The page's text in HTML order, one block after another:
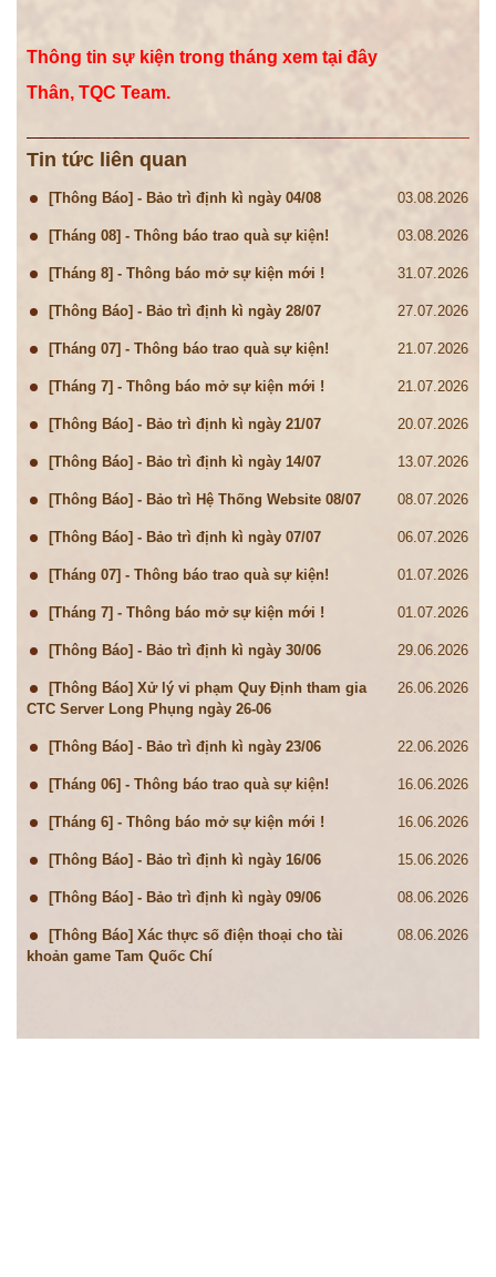
Thông tin sự kiện trong tháng xem tại đây
Thân, TQC Team.
Tin tức liên quan
[Thông Báo] - Bảo trì định kì ngày 04/08 03.08.2026
[Tháng 08] - Thông báo trao quà sự kiện! 03.08.2026
[Tháng 8] - Thông báo mở sự kiện mới ! 31.07.2026
[Thông Báo] - Bảo trì định kì ngày 28/07 27.07.2026
[Tháng 07] - Thông báo trao quà sự kiện! 21.07.2026
[Tháng 7] - Thông báo mở sự kiện mới ! 21.07.2026
[Thông Báo] - Bảo trì định kì ngày 21/07 20.07.2026
[Thông Báo] - Bảo trì định kì ngày 14/07 13.07.2026
[Thông Báo] - Bảo trì Hệ Thống Website 08/07 08.07.2026
[Thông Báo] - Bảo trì định kì ngày 07/07 06.07.2026
[Tháng 07] - Thông báo trao quà sự kiện! 01.07.2026
[Tháng 7] - Thông báo mở sự kiện mới ! 01.07.2026
[Thông Báo] - Bảo trì định kì ngày 30/06 29.06.2026
[Thông Báo] Xử lý vi phạm Quy Định tham gia
CTC Server Long Phụng ngày 26-06
26.06.2026
[Thông Báo] - Bảo trì định kì ngày 23/06 22.06.2026
[Tháng 06] - Thông báo trao quà sự kiện! 16.06.2026
[Tháng 6] - Thông báo mở sự kiện mới ! 16.06.2026
[Thông Báo] - Bảo trì định kì ngày 16/06 15.06.2026
[Thông Báo] - Bảo trì định kì ngày 09/06 08.06.2026
[Thông Báo] Xác thực số điện thoại cho tài
khoản game Tam Quốc Chí
08.06.2026